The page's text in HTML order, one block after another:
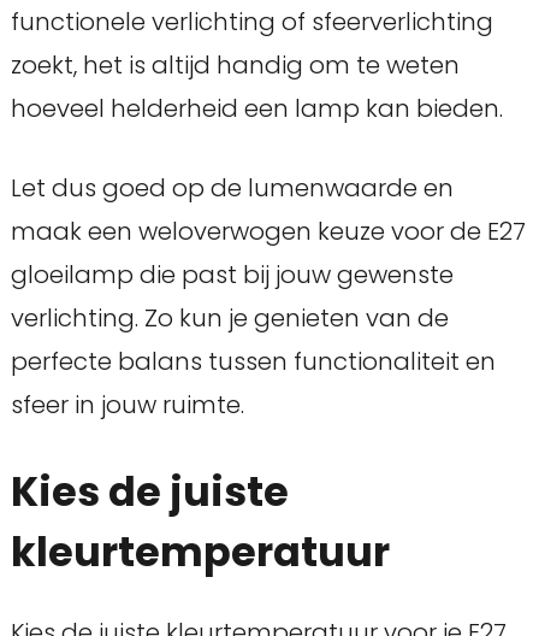
functionele verlichting of sfeerverlichting
zoekt, het is altijd handig om te weten
hoeveel helderheid een lamp kan bieden.
Let dus goed op de lumenwaarde en
maak een weloverwogen keuze voor de E27
gloeilamp die past bij jouw gewenste
verlichting. Zo kun je genieten van de
perfecte balans tussen functionaliteit en
sfeer in jouw ruimte.
Kies de juiste
kleurtemperatuur